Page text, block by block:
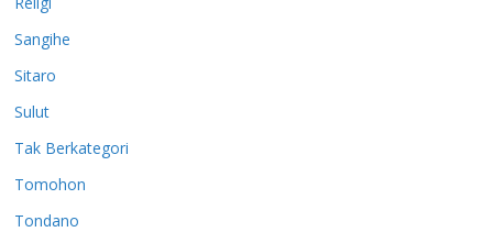
Sangihe
Sitaro
Sulut
Tak Berkategori
Tomohon
Tondano